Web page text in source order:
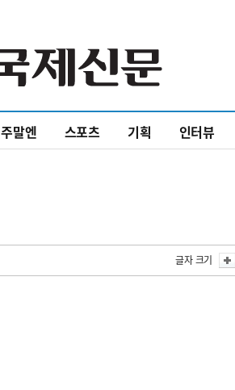
주말엔 스포츠 기획 인터뷰
글자 크기